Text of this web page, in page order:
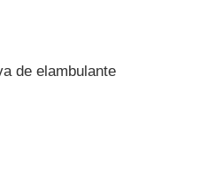
de elambulante